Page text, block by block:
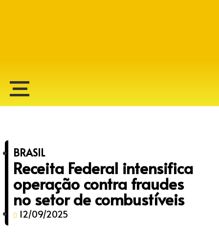
BRASIL
Receita Federal intensifica
operação contra fraudes
no setor de combustíveis
12/09/2025